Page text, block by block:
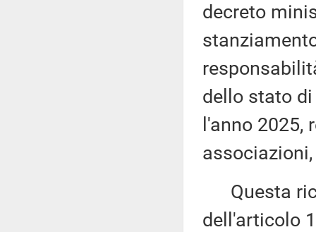
decreto
dello stato
l'anno
Questa
dell'articolo